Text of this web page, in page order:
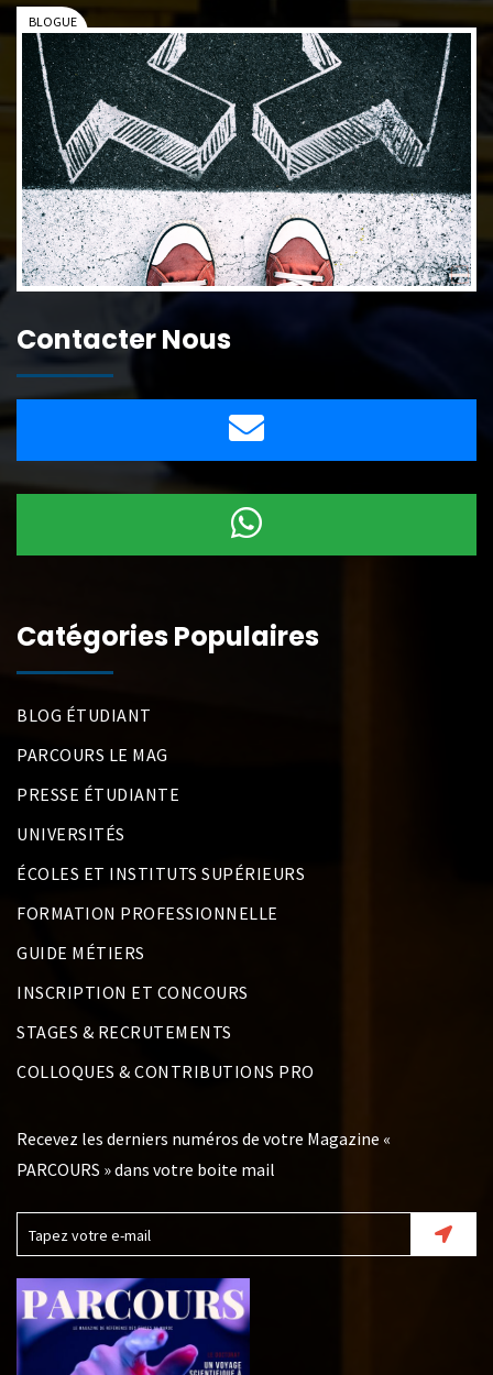
Contacter Nous
Catégories Populaires
BLOG ÉTUDIANT
PARCOURS LE MAG
PRESSE ÉTUDIANTE
UNIVERSITÉS
ÉCOLES ET INSTITUTS SUPÉRIEURS
FORMATION PROFESSIONNELLE
GUIDE MÉTIERS
INSCRIPTION ET CONCOURS
STAGES & RECRUTEMENTS
COLLOQUES & CONTRIBUTIONS PRO
Recevez les derniers numéros de votre Magazine «
PARCOURS » dans votre boite mail